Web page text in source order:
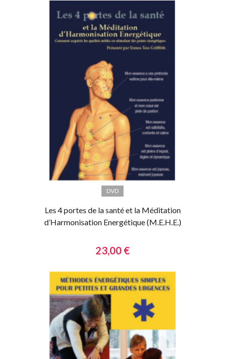
DVD
Les 4 portes de la santé et la Méditation
d’Harmonisation Energétique (M.E.H.E.)
23,00 €